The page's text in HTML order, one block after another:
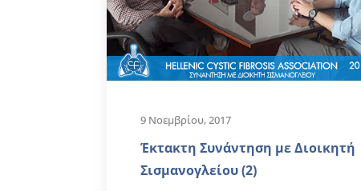
9 Νοεμβρίου, 2017
Έκτακτη Συνάντηση με Διοικητή
Σισμανογλείου (2)